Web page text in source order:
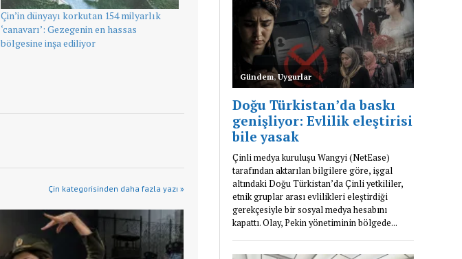
Çin’in dünyayı korkutan 154 milyarlık
‘canavarı’: Gezegenin en hassas
bölgesine inşa ediliyor
Çin kategorisinden daha fazla yazı »